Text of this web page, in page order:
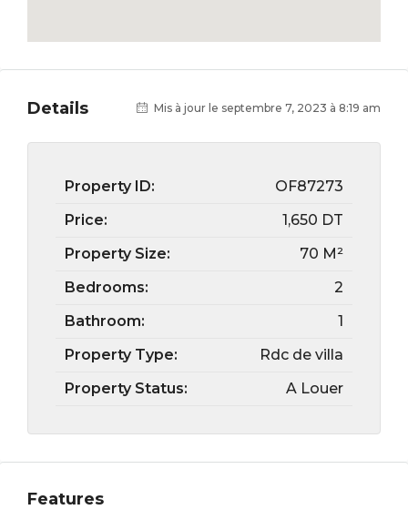
Details Mis à jour le septembre 7, 2023 à 8:19 am
Property ID:
OF87273
Price:
1,650 DT
Property Size:
70 M²
Bedrooms:
2
Bathroom:
1
Property Type:
Rdc de villa
Property Status:
A Louer
Features